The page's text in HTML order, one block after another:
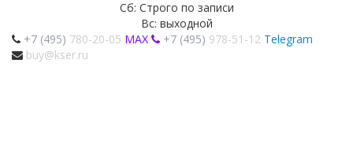
Сб: Строго по записи
Вс: выходной
+7 (495) 780-20-05 MAX +7 (495) 978-51-12 Telegram
buy@kser.ru